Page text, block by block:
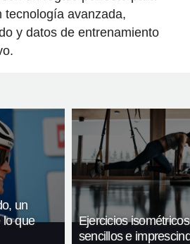
tecnología avanzada,
y datos de entrenamiento
un
lo que
Ejercicios
sencillos e